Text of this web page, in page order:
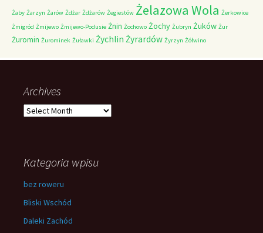
Żaby Żarzyn Żarów Żdżar Żdżarów Żegiestów Żelazowa Wola Żerkowice
Żmigród Żmijewo Żmijewo-Podusie Żnin Żochowo Żochy Żubryn Żuków Żur
Żuromin Żurominek Żuławki Żychlin Żyrardów Żyrzyn Żółwino
Archives
Archives
Kategoria wpisu
bez roweru
Bliski Wschód
Daleki Zachód